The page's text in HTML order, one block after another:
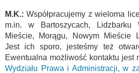
M.K.: Współpracujemy z wieloma
m.in. w Bartoszycach, Lidzbarku
Mieście, Morągu, Nowym Mieście
Jest ich sporo, jesteśmy też
Ewentualna możliwość kontaktu jest
Wydziału Prawa i Administracji, w